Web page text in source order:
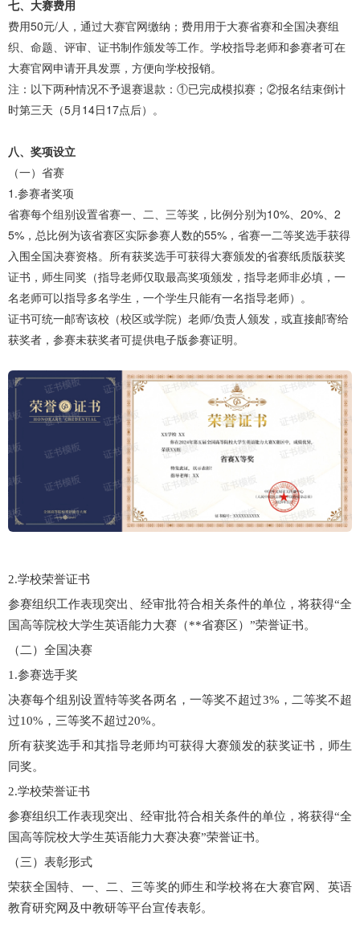
七、大赛费用
费用50元/人，通过大赛官网缴纳；费用用于大赛省赛和全国决赛组
织、命题、评审、证书制作颁发等工作。学校指导老师和参赛者可在
大赛官网申请开具发票，方便向学校报销。
注：以下两种情况不予退赛退款：①已完成模拟赛；②报名结束倒计
时第三天（5月14日17点后）。
八、奖项设立
（一）省赛
1.参赛者奖项
省赛每个组别设置省赛一、二、三等奖，比例分别为10%、20%、2
5%，总比例为该省赛区实际参赛人数的55%，省赛一二等奖选手获得
入围全国决赛资格。所有获奖选手可获得大赛颁发的省赛纸质版获奖
证书，师生同奖（指导老师仅取最高奖项颁发，指导老师非必填，一
名老师可以指导多名学生，一个学生只能有一名指导老师）。
证书可统一邮寄该校（校区或学院）老师/负责人颁发，或直接邮寄给
获奖者，参赛未获奖者可提供电子版参赛证明。
2.学校荣誉证书
参赛组织工作表现突出、经审批符合相关条件的单位，将获得“全
国高等院校大学生英语能力大赛（**省赛区）”荣誉证书。
（二）全国决赛
1.参赛选手奖
决赛每个组别设置特等奖各两名，一等奖不超过3%，二等奖不超
过10%，三等奖不超过20%。
所有获奖选手和其指导老师均可获得大赛颁发的获奖证书，师生
同奖。
2.学校荣誉证书
参赛组织工作表现突出、经审批符合相关条件的单位，将获得“全
国高等院校大学生英语能力大赛决赛”荣誉证书。
（三）表彰形式
荣获全国特、一、二、三等奖的师生和学校将在大赛官网、英语
教育研究网及中教研等平台宣传表彰。